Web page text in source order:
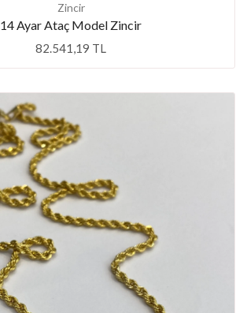
Zincir
14 Ayar Ataç Model Zincir
82.541,19 TL